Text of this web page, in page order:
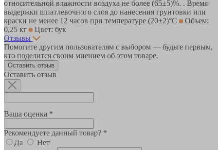
относительной влажности воздуха не более (65±5)%. . Время
выдержки шпатлевочного слоя до нанесения грунтовки или
краски не менее 12 часов при температуре (20±2)°С
Объем:
0,25 кг
Цвет: бук
Отзывы
Помогите другим пользователям с выбором — будьте первым,
кто поделится своим мнением об этом товаре.
Оставить отзыв
Оставить отзыв
Ваша оценка *
Рекомендуете данный товар? *
Да
Нет